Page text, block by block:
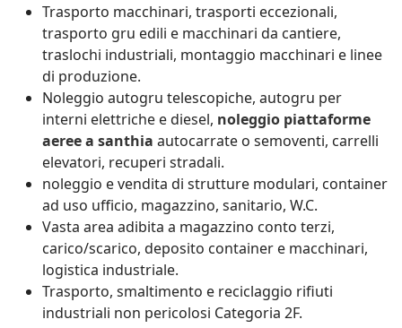
Trasporto macchinari, trasporti eccezionali,
trasporto gru edili e macchinari da cantiere,
traslochi industriali, montaggio macchinari e linee
di produzione.
Noleggio autogru telescopiche, autogru per
interni elettriche e diesel, noleggio piattaforme
aeree a santhia autocarrate o semoventi, carrelli
elevatori, recuperi stradali.
noleggio e vendita di strutture modulari, container
ad uso ufficio, magazzino, sanitario, W.C.
Vasta area adibita a magazzino conto terzi,
carico/scarico, deposito container e macchinari,
logistica industriale.
Trasporto, smaltimento e reciclaggio rifiuti
industriali non pericolosi Categoria 2F.